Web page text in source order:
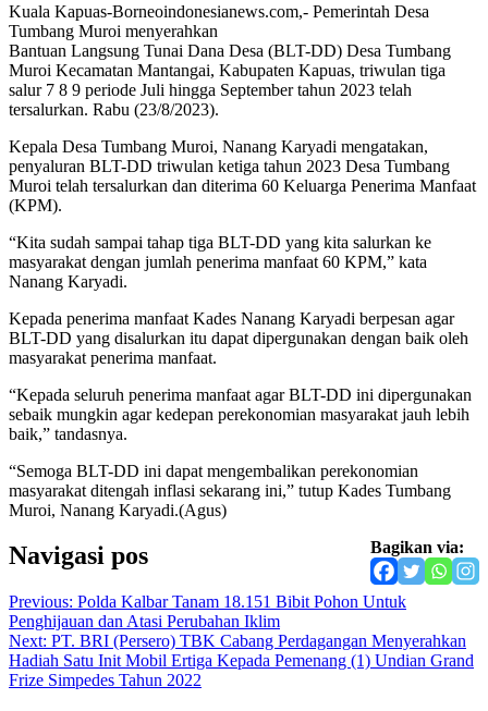
Kuala Kapuas-Borneoindonesianews.com,- Pemerintah Desa
Tumbang Muroi menyerahkan
Bantuan Langsung Tunai Dana Desa (BLT-DD) Desa Tumbang
Muroi Kecamatan Mantangai, Kabupaten Kapuas, triwulan tiga
salur 7 8 9 periode Juli hingga September tahun 2023 telah
tersalurkan. Rabu (23/8/2023).
Kepala Desa Tumbang Muroi, Nanang Karyadi mengatakan,
penyaluran BLT-DD triwulan ketiga tahun 2023 Desa Tumbang
Muroi telah tersalurkan dan diterima 60 Keluarga Penerima Manfaat
(KPM).
“Kita sudah sampai tahap tiga BLT-DD yang kita salurkan ke
masyarakat dengan jumlah penerima manfaat 60 KPM,” kata
Nanang Karyadi.
Kepada penerima manfaat Kades Nanang Karyadi berpesan agar
BLT-DD yang disalurkan itu dapat dipergunakan dengan baik oleh
masyarakat penerima manfaat.
“Kepada seluruh penerima manfaat agar BLT-DD ini dipergunakan
sebaik mungkin agar kedepan perekonomian masyarakat jauh lebih
baik,” tandasnya.
“Semoga BLT-DD ini dapat mengembalikan perekonomian
masyarakat ditengah inflasi sekarang ini,” tutup Kades Tumbang
Muroi, Nanang Karyadi.(Agus)
Bagikan via:
Navigasi pos
Previous: Polda Kalbar Tanam 18.151 Bibit Pohon Untuk
Penghijauan dan Atasi Perubahan Iklim
Next: PT. BRI (Persero) TBK Cabang Perdagangan Menyerahkan
Hadiah Satu Init Mobil Ertiga Kepada Pemenang (1) Undian Grand
Frize Simpedes Tahun 2022